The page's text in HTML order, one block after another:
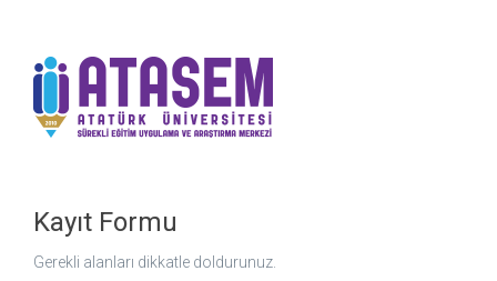
Kayıt Formu
Gerekli alanları dikkatle doldurunuz.